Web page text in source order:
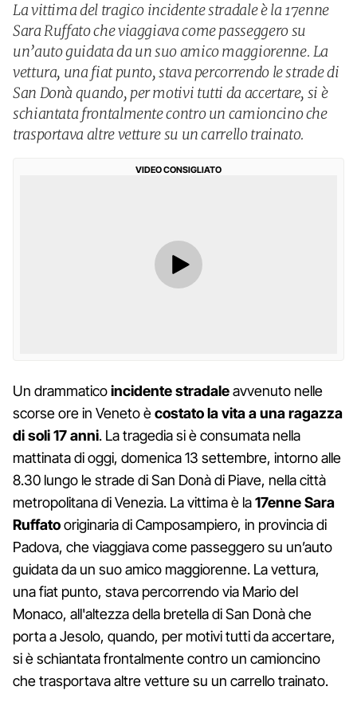
La vittima del tragico incidente stradale è la 17enne
Sara Ruffato che viaggiava come passeggero su
un’auto guidata da un suo amico maggiorenne. La
vettura, una fiat punto, stava percorrendo le strade di
San Donà quando, per motivi tutti da accertare, si è
schiantata frontalmente contro un camioncino che
trasportava altre vetture su un carrello trainato.
VIDEO CONSIGLIATO
Un drammaticoincidente stradaleavvenuto nelle
scorse ore in Veneto ècostato la vita a una ragazza
di soli 17 anni. La tragedia si è consumata nella
mattinata di oggi, domenica 13 settembre, intorno alle
8.30 lungo le strade di San Donà di Piave, nella città
metropolitana di Venezia. La vittima è la17enne Sara
Ruffatooriginaria di Camposampiero, in provincia di
Padova, che viaggiava come passeggero su un’auto
guidata da un suo amico maggiorenne. La vettura,
una fiat punto, stava percorrendo via Mario del
Monaco, all'altezza della bretella di San Donà che
porta a Jesolo, quando, per motivi tutti da accertare,
si è schiantata frontalmente contro un camioncino
che trasportava altre vetture su un carrello trainato.